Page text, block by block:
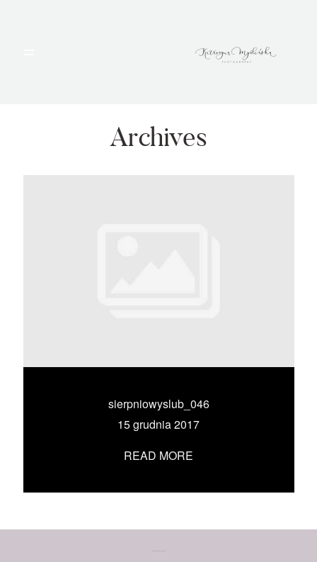
Archives
sierpniowyslub_046
15 grudnia 2017
READ MORE
PORTFOLIO
UMÓW SIĘ ZE MNĄ →